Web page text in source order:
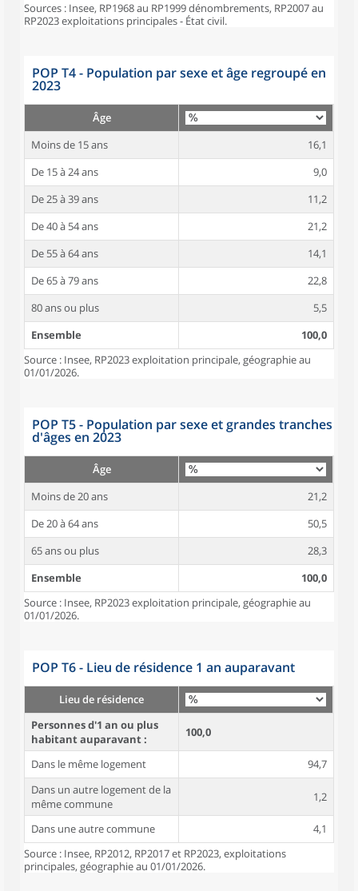
Sources : Insee, RP1968 au RP1999 dénombrements, RP2007 au
RP2023 exploitations principales - État civil.
POP T4 - Population par sexe et âge regroupé en
2023
Âge
Moins de 15 ans
16,1
De 15 à 24 ans
9,0
De 25 à 39 ans
11,2
De 40 à 54 ans
21,2
De 55 à 64 ans
14,1
De 65 à 79 ans
22,8
80 ans ou plus
5,5
Ensemble
100,0
Source : Insee, RP2023 exploitation principale, géographie au
01/01/2026.
POP T5 - Population par sexe et grandes tranches
d'âges en 2023
Âge
Moins de 20 ans
21,2
De 20 à 64 ans
50,5
65 ans ou plus
28,3
Ensemble
100,0
Source : Insee, RP2023 exploitation principale, géographie au
01/01/2026.
POP T6 - Lieu de résidence 1 an auparavant
Lieu de résidence
Personnes d'1 an ou plus
habitant auparavant :
100,0
Dans le même logement
94,7
Dans un autre logement de la
même commune
1,2
Dans une autre commune
4,1
Source : Insee, RP2012, RP2017 et RP2023, exploitations
principales, géographie au 01/01/2026.